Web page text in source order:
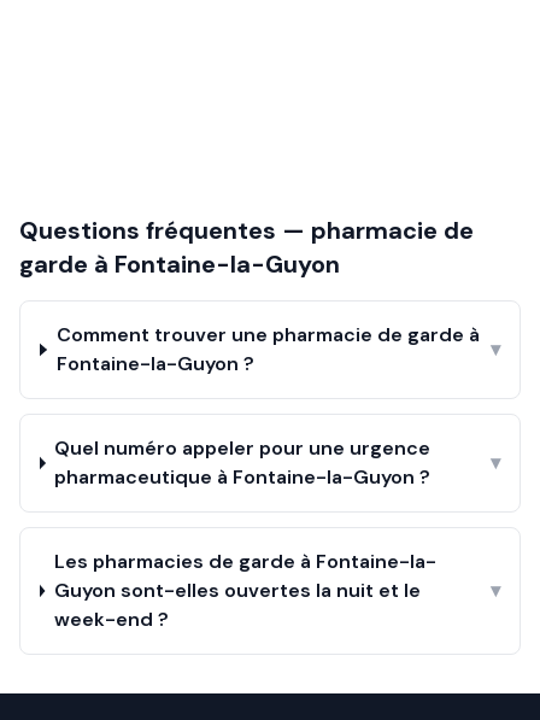
Questions fréquentes — pharmacie de
garde à Fontaine-la-Guyon
Comment trouver une pharmacie de garde à
Fontaine-la-Guyon ?
▾
Quel numéro appeler pour une urgence
pharmaceutique à Fontaine-la-Guyon ?
▾
Les pharmacies de garde à Fontaine-la-
Guyon sont-elles ouvertes la nuit et le
week-end ?
▾